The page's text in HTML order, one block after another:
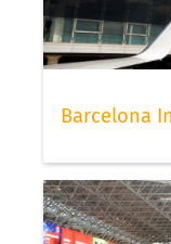
Barcelona